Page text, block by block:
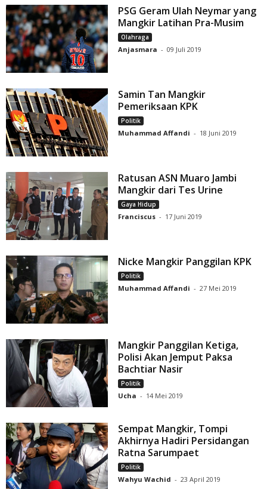
PSG Geram Ulah Neymar yang
Mangkir Latihan Pra-Musim
Olahraga
Anjasmara - 09 Juli 2019
Samin Tan Mangkir
Pemeriksaan KPK
Politik
Muhammad Affandi - 18 Juni 2019
Ratusan ASN Muaro Jambi
Mangkir dari Tes Urine
Gaya Hidup
Franciscus - 17 Juni 2019
Nicke Mangkir Panggilan KPK
Politik
Muhammad Affandi - 27 Mei 2019
Mangkir Panggilan Ketiga,
Polisi Akan Jemput Paksa
Bachtiar Nasir
Politik
Ucha - 14 Mei 2019
Sempat Mangkir, Tompi
Akhirnya Hadiri Persidangan
Ratna Sarumpaet
Politik
Wahyu Wachid - 23 April 2019